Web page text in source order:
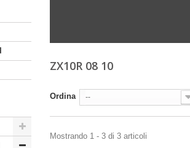
ZX10R 08 10
Ordina --
Mostrando 1 - 3 di 3 articoli